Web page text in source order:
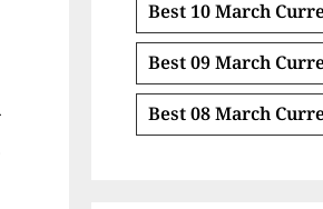
Best 10 March
Best 09 March
Best 08 March